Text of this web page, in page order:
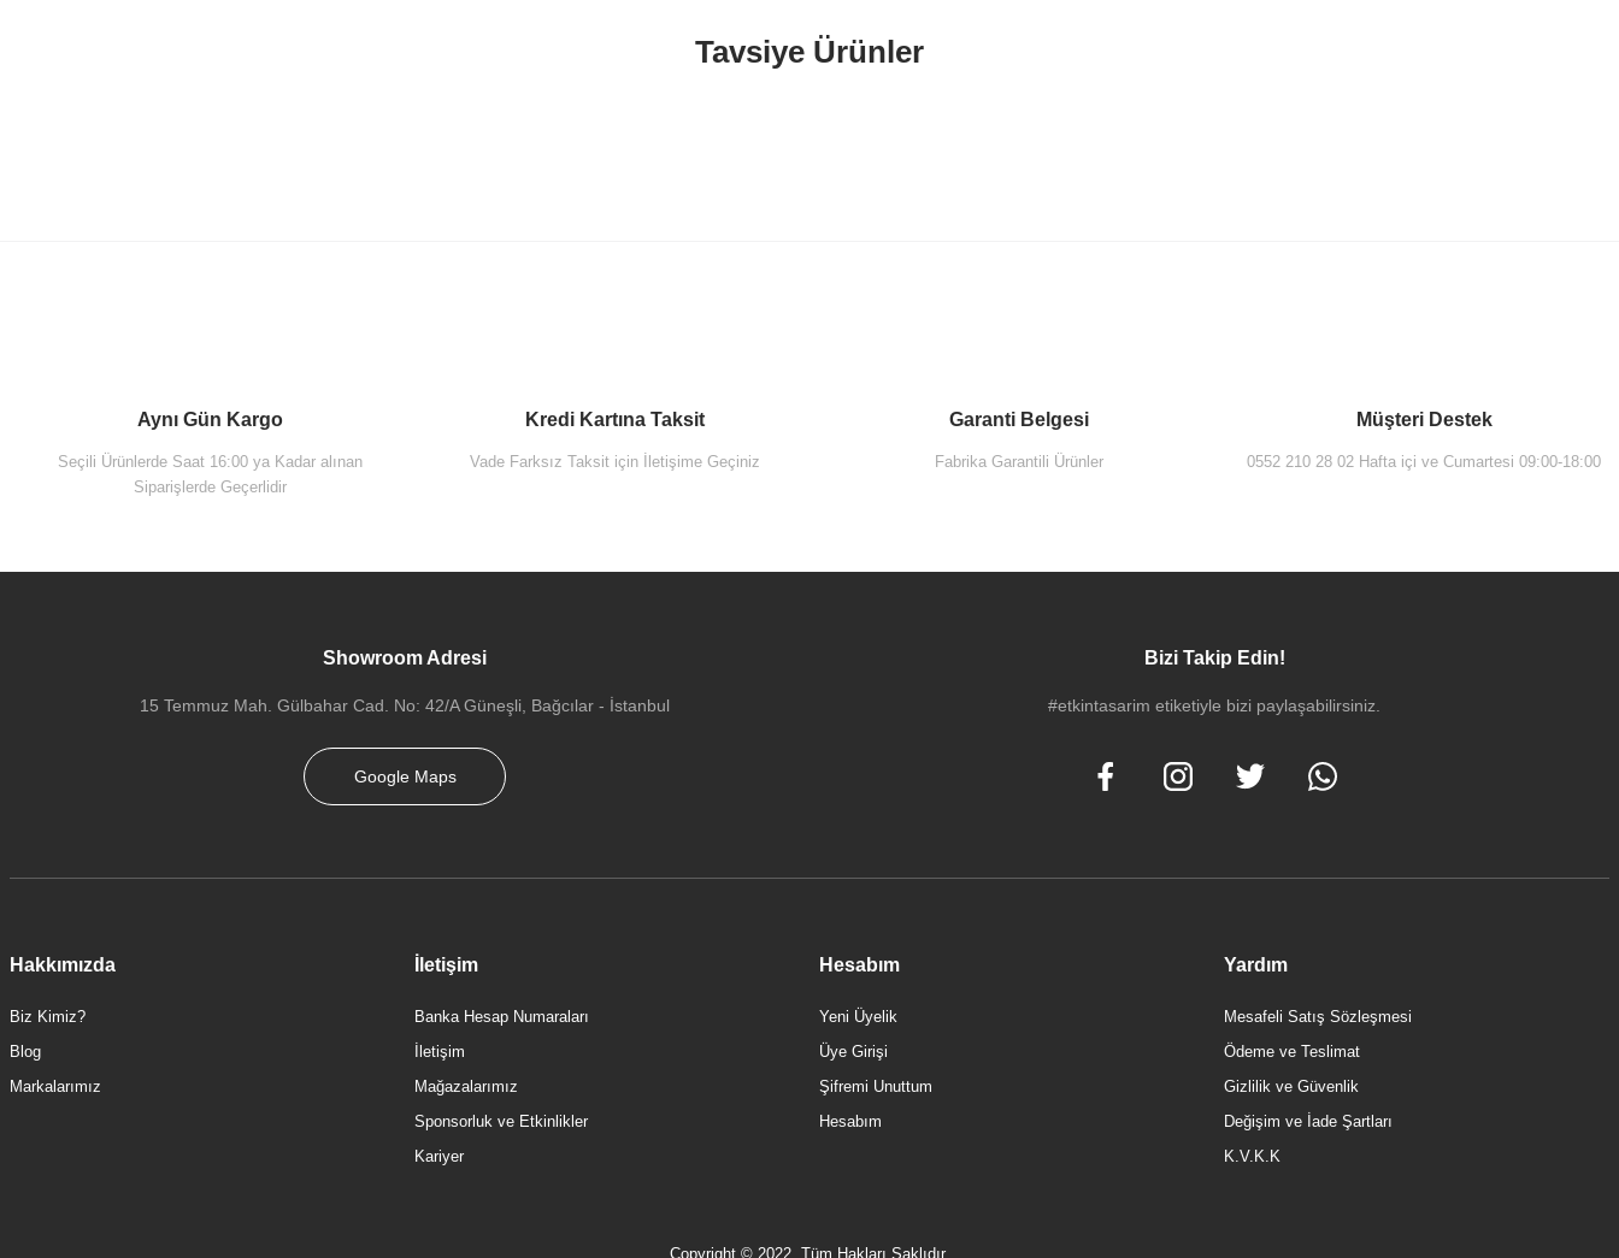
Tavsiye Ürünler
Aynı Gün Kargo
Seçili Ürünlerde Saat 16:00 ya Kadar alınan
Siparişlerde Geçerlidir
Kredi Kartına Taksit
Vade Farksız Taksit için İletişime Geçiniz
Garanti Belgesi
Fabrika Garantili Ürünler
Müşteri Destek
0552 210 28 02 Hafta içi ve Cumartesi 09:00-18:00
Showroom Adresi
15 Temmuz Mah. Gülbahar Cad. No: 42/A Güneşli, Bağcılar - İstanbul
Google Maps
Bizi Takip Edin!
#etkintasarim etiketiyle bizi paylaşabilirsiniz.
Hakkımızda
Biz Kimiz?
Blog
Markalarımız
İletişim
Banka Hesap Numaraları
İletişim
Mağazalarımız
Sponsorluk ve Etkinlikler
Kariyer
Hesabım
Yeni Üyelik
Üye Girişi
Şifremi Unuttum
Hesabım
Yardım
Mesafeli Satış Sözleşmesi
Ödeme ve Teslimat
Gizlilik ve Güvenlik
Değişim ve İade Şartları
K.V.K.K
Copyright © 2022, Tüm Hakları Saklıdır.